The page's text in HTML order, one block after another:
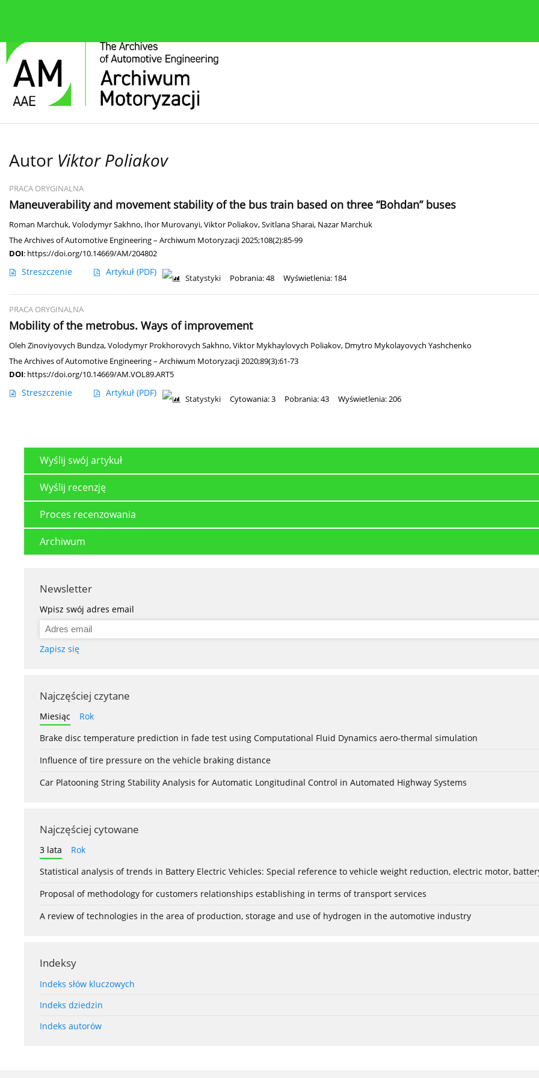
Autor Viktor Poliakov
PRACA ORYGINALNA
Maneuverability and movement stability of the bus train based on three “Bohdan” buses
Roman Marchuk,Volodymyr Sakhno, Ihor Murovanyi,Viktor Poliakov,Svitlana Sharai, Nazar Marchuk
The Archives of Automotive Engineering – Archiwum Motoryzacji 2025;108(2):85-99
DOI: https://doi.org/10.14669/AM/204802
Streszczenie Artykuł (PDF)
Statystyki Pobrania: 48 Wyświetlenia: 184
PRACA ORYGINALNA
Mobility of the metrobus. Ways of improvement
Oleh Zinoviyovych Bundza,Volodymyr Prokhorovych Sakhno,Viktor Mykhaylovych Poliakov, Dmytro Mykolayovych Yashchenko
The Archives of Automotive Engineering – Archiwum Motoryzacji 2020;89(3):61-73
DOI: https://doi.org/10.14669/AM.VOL89.ART5
Streszczenie Artykuł (PDF)
Statystyki Cytowania: 3 Pobrania: 43 Wyświetlenia: 206
Wyślij swój artykuł
Wyślij recenzję
Proces recenzowania
Archiwum
Newsletter
Wpisz swój adres email
Zapisz się
Najczęściej czytane
Miesiąc
Rok
Brake disc temperature prediction in fade test using Computational Fluid Dynamics aero-thermal simulation
Influence of tire pressure on the vehicle braking distance
Car Platooning String Stability Analysis for Automatic Longitudinal Control in Automated Highway Systems
Najczęściej cytowane
3 lata
Rok
Statistical analysis of trends in Battery Electric Vehicles: Special reference to vehicle weight reduction, electric motor,
Proposal of methodology for customers relationships establishing in terms of transport services
A review of technologies in the area of production, storage and use of hydrogen in the automotive industry
Indeksy
Indeks słów kluczowych
Indeks dziedzin
Indeks autorów